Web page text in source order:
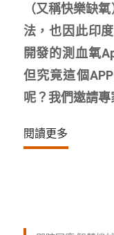
（又稱快樂缺
法，也因此印
開發的測血氧
但究竟這個
呢？我們邀請專
閱讀更多